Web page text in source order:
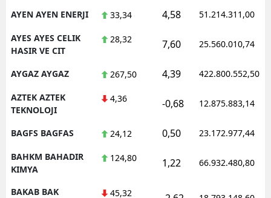
AYEN AYEN ENERJI 33,34 4,58 51.214.311,00
AYES AYES CELIK
HASIR VE CIT
28,32 7,60 25.560.010,74
AYGAZ AYGAZ 267,50 4,39 422.800.552,50
AZTEK AZTEK
TEKNOLOJI
4,36 -0,68 12.875.883,14
BAGFS BAGFAS 24,12 0,50 23.172.977,44
BAHKM BAHADIR
KIMYA
124,80 1,22 66.932.480,80
BAKAB BAK
45,32